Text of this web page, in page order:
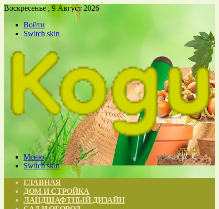
Воскресенье , 9 Август 2026
Войти
Switch skin
Меню
Switch skin
ГЛАВНАЯ
ДОМ И СТРОЙКА
ЛАНДШАФТНЫЙ ДИЗАЙН